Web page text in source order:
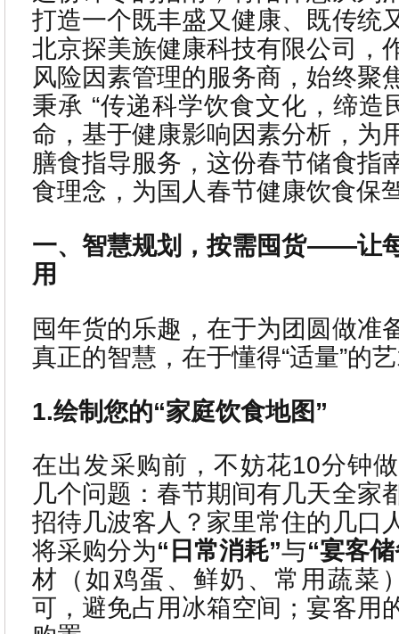
打造一个既丰盛又健康、既传统
北京探美族健康科技有限公司，
风险因素管理的服务商，始终聚
秉承 “传递科学饮食文化，缔造
命，基于健康影响因素分析，为
膳食指导服务，这份春节储食指
食理念，为国人春节健康饮食保
一、智慧规划，按需囤货——让
用
囤年货的乐趣，在于为团圆做准
真正的智慧，在于懂得“适量”的
1.绘制您的“家庭饮食地图”
在出发采购前，不妨花10分钟
几个问题：春节期间有几天全家
招待几波客人？家里常住的几口
将采购分为“日常消耗”与“宴客
材（如鸡蛋、鲜奶、常用蔬菜
可，避免占用冰箱空间；宴客用